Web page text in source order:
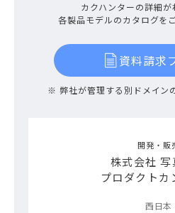
カクハンターの詳細が
各製品モデルのカタログを
資料請求
※ 弊社が管理する別ドメイン
開発・販
株式会社 写
プロダクトカ
西日本